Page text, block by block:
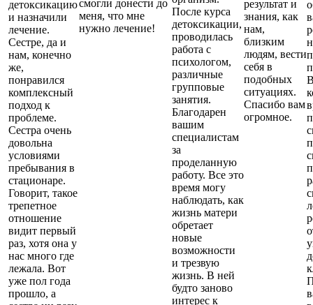
детоксикацию
и назначили
лечение.
Сестре, да и
нам, конечно
же,
понравился
комплексный
подход к
проблеме.
Сестра очень
довольна
условиями
пребывания в
стационаре.
Говорит, такое
трепетное
отношение
видит первый
раз, хотя она у
нас много где
лежала. Вот
уже пол года
прошло, а
смогли донести до
меня, что мне
нужно лечение!
После курса
детоксикации,
проводилась
работа с
психологом,
различные
групповые
занятия.
Благодарен
вашим
специалистам
за
проделанную
работу. Все это
время могу
наблюдать, как
жизнь матери
обретает
новые
возможности
и трезвую
жизнь. В ней
будто заново
интерес к
результат и
знания, как
нам,
близким
людям, вести
себя в
подобных
ситуациях.
Спасибо вам
огромное.